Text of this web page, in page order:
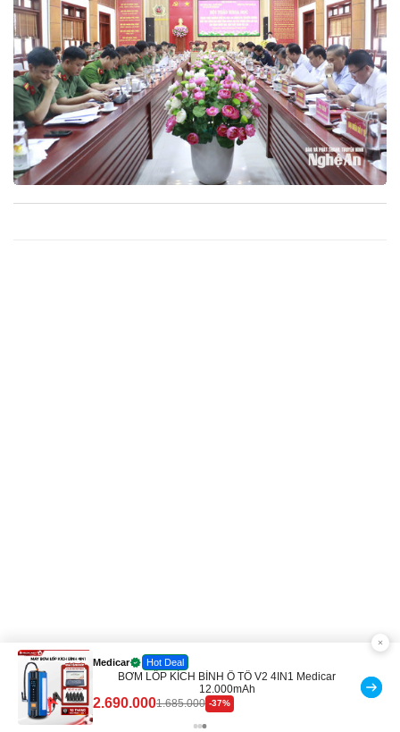
ĐỌC NHIỀU
Medicar Hot Deal
BƠM LỐP KÍCH BÌNH Ô TÔ V2 4IN1 Medicar
12.000mAh
2.690.0001.685.000 -37%